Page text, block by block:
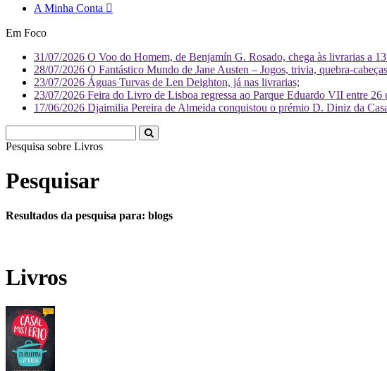
A Minha Conta
Em Foco
31/07/2026 O Voo do Homem, de Benjamín G. Rosado, chega às livrarias a
28/07/2026 O Fantástico Mundo de Jane Austen – Jogos, trivia, quebra-
23/07/2026 Águas Turvas de Len Deighton, já nas livrarias;
23/07/2026 Feira do Livro de Lisboa regressa ao Parque Eduardo VII entre 26
17/06/2026 Djaimilia Pereira de Almeida conquistou o prémio D. Diniz da
Pesquisa sobre Literatura
Pesquisar
Resultados da pesquisa para: blogs
Livros